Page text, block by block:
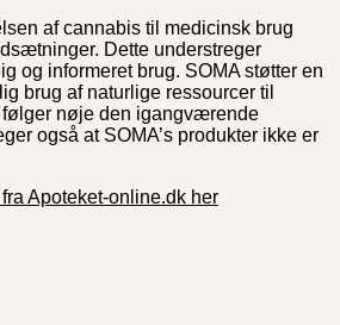
af cannabis til medicinsk brug
Dette understreger
og informeret brug. SOMA støtter en
brug af naturlige ressourcer til
nøje den igangværende
også at SOMA’s produkter ikke er
Apoteket-online.dk her